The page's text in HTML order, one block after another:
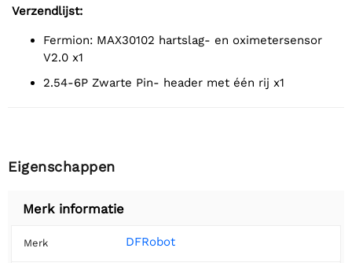
Verzendlijst:
Fermion: MAX30102 hartslag- en oximetersensor
V2.0 x1
2.54-6P Zwarte Pin- header met één rij x1
Eigenschappen
Merk informatie
Merk DFRobot